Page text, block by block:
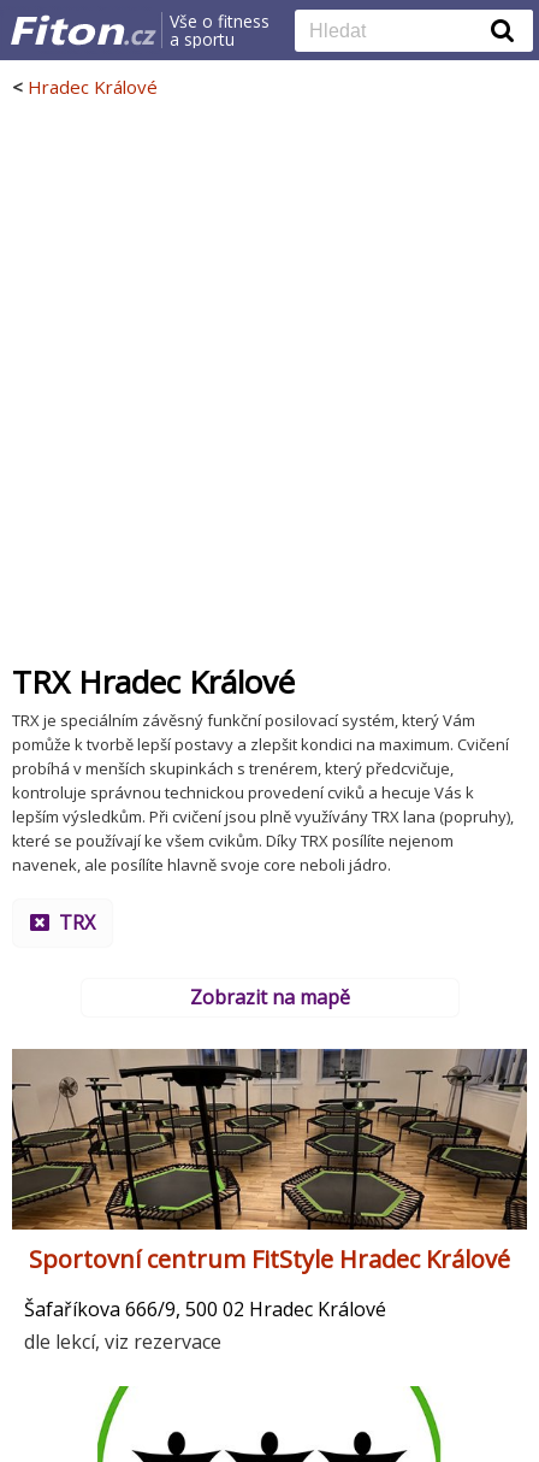
Vše o fitness
a sportu
< Hradec Králové
TRX Hradec Králové
TRX je speciálním závěsný funkční posilovací systém, který Vám
pomůže k tvorbě lepší postavy a zlepšit kondici na maximum. Cvičení
probíhá v menších skupinkách s trenérem, který předcvičuje,
kontroluje správnou technickou provedení cviků a hecuje Vás k
lepším výsledkům. Při cvičení jsou plně využívány TRX lana (popruhy),
které se používají ke všem cvikům. Díky TRX posílíte nejenom
navenek, ale posílíte hlavně svoje core neboli jádro.
TRX
Zobrazit na mapě
Sportovní centrum FitStyle Hradec Králové
Šafaříkova 666/9, 500 02 Hradec Králové
dle lekcí, viz rezervace